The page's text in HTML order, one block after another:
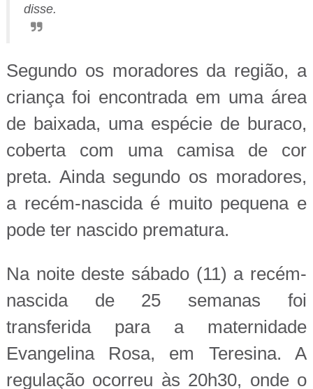
disse.
Segundo os moradores da região, a
criança foi encontrada em uma área
de baixada, uma espécie de buraco,
coberta com uma camisa de cor
preta. Ainda segundo os moradores,
a recém-nascida é muito pequena e
pode ter nascido prematura.
Na noite deste sábado (11) a recém-
nascida de 25 semanas foi
transferida para a maternidade
Evangelina Rosa, em Teresina. A
regulação ocorreu às 20h30, onde o